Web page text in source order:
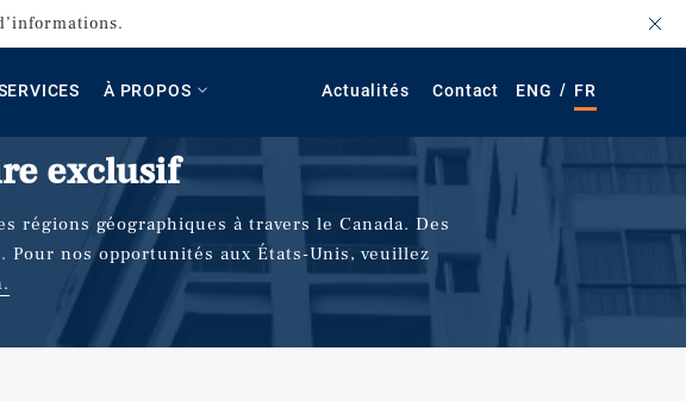
À PROPOS Actualités Contact ENG / FR
exclusif
régions géographiques à travers le Canada. Des
nos opportunités aux États-Unis, veuillez